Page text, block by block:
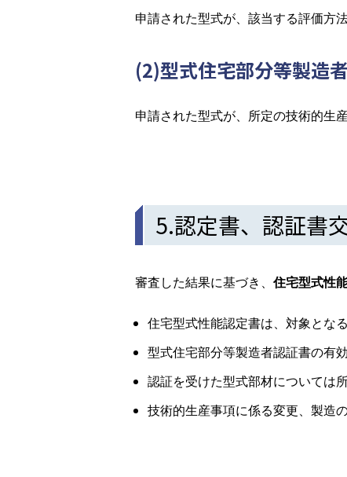
申請された型式が、該当する評価方
(2)型式住宅部分等製造
申請された型式が、所定の技術的生
5.認定書、認証書
審査した結果に基づき、 住宅型式性
住宅型式性能認定書は、対象とな
型式住宅部分等製造者認証書の有
認証を受けた型式部材については
技術的生産事項に係る変更、製造